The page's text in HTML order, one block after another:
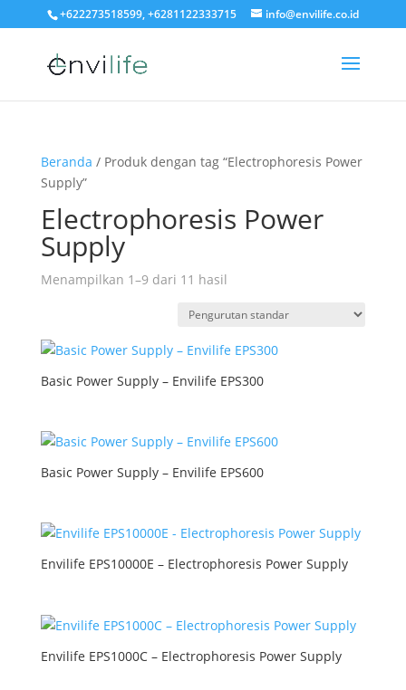
+622273518599, +6281122333715 info@envilife.co.id
Beranda / Produk dengan tag “Electrophoresis Power
Supply”
Electrophoresis Power
Supply
Menampilkan 1–9 dari 11 hasil
Basic Power Supply – Envilife EPS300
Basic Power Supply – Envilife EPS600
Envilife EPS10000E – Electrophoresis Power Supply
Envilife EPS1000C – Electrophoresis Power Supply